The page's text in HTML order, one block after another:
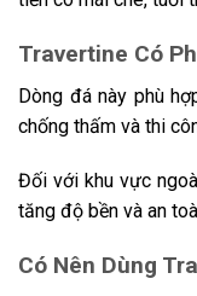
Travertine Có
Dòng đá này phù
chống thấm và thi
Đối với khu vực
tăng độ bền và an
Có Nên Dùng